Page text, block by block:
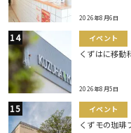
2026年8月6日
イベント
くずはに移動
2026年8月5日
イベント
くずモの珈琲